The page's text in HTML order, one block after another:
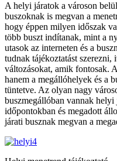
A helyi járatok a városon
buszoknak is megvan a
hogy éppen milyen időszak
több buszt indítanak, mint a
utasok az interneten és a
tudnak tájékoztatást
változásokat, amik fontosak.
hanem a megállóhelyek és a
tüntetve. Az olyan nagy
buszmegállóban vannak
időpontokban és megadott
járati busznak megvan a